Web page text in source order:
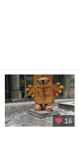
16